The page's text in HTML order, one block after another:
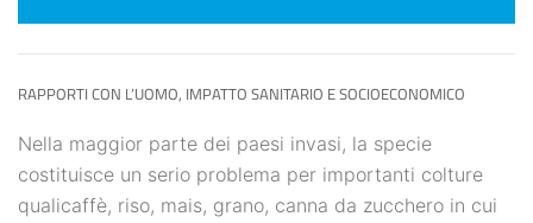
RAPPORTI CON L’UOMO, IMPATTO SANITARIO E SOCIOECONOMICO
Nella maggior parte dei paesi invasi, la specie
costituisce un serio problema per importanti colture
qualicaffè, riso, mais, grano, canna da zucchero in cui